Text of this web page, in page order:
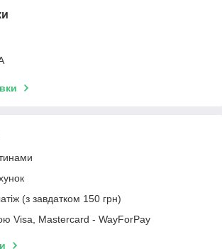
(з завдатком 150 грн)
Visa, Mastercard - WayForPay